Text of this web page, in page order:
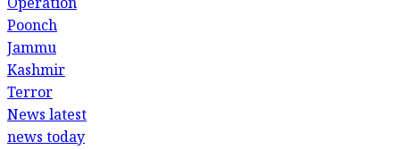
Operation
Poonch
Jammu
Kashmir
Terror
Newslatest
news today